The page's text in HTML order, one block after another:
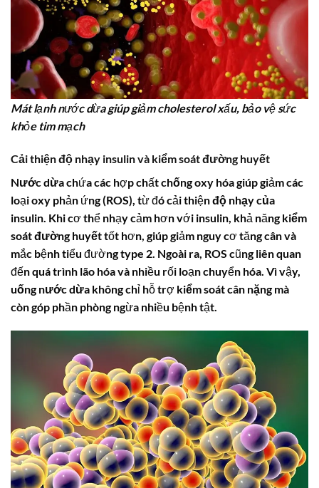
Mát lạnh nước dừa giúp giảm cholesterol xấu, bảo vệ sức
khỏe tim mạch
Cải thiện độ nhạy insulinvà kiểm soát đường huyết
Nước dừachứa các hợp chấtchống oxy hóagiúp giảm các
loại oxy phản ứng (ROS), từ đó cải thiệnđộ nhạy của
insulin . Khi cơ thể nhạy cảm hơn với insulin, khả năngkiểm
soát đường huyếttốt hơn, giúp giảm nguy cơ tăng cân và
mắc bệnh tiểu đường type 2. Ngoài ra, ROS cũng liên quan
đến quá trình lão hóa và nhiều rối loạn chuyển hóa. Vì vậy,
uống nước dừa không chỉ hỗ trợ kiểm soát cân nặngmà
còn góp phần phòng ngừa nhiều bệnh tật.